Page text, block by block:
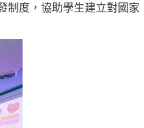
制度，協助學生建立對國家